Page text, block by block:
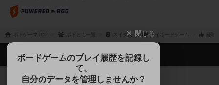
ボドゲーマTOP ボドとも一覧 スイタ氏 マイボードゲーム 経験
閉じる
ボードゲームのプレイ履歴を記録し
て、
自分のデータを管理しませんか？
ボドゲーマTOP
ボードゲームを検索する